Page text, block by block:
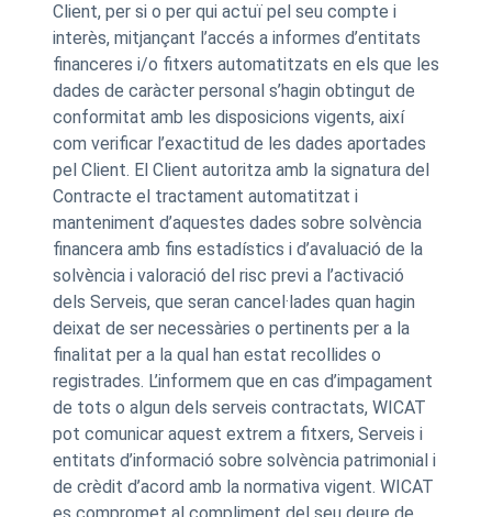
Client, per si o per qui actuï pel seu compte i
interès, mitjançant l’accés a informes d’entitats
financeres i/o fitxers automatitzats en els que les
dades de caràcter personal s’hagin obtingut de
conformitat amb les disposicions vigents, així
com verificar l’exactitud de les dades aportades
pel Client. El Client autoritza amb la signatura del
Contracte el tractament automatitzat i
manteniment d’aquestes dades sobre solvència
financera amb fins estadístics i d’avaluació de la
solvència i valoració del risc previ a l’activació
dels Serveis, que seran cancel·lades quan hagin
deixat de ser necessàries o pertinents per a la
finalitat per a la qual han estat recollides o
registrades. L’informem que en cas d’impagament
de tots o algun dels serveis contractats, WICAT
pot comunicar aquest extrem a fitxers, Serveis i
entitats d’informació sobre solvència patrimonial i
de crèdit d’acord amb la normativa vigent. WICAT